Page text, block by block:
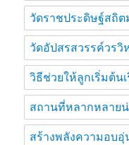
วัดราชประดิษฐ์สถิ
วัดอัปสรสวรรค์วรวิ
วิธีช่วยให้ลูกเริ่มต้น
สถานที่หลากหลายน่
สร้างพลังความอบ